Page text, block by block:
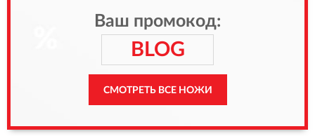
Ваш промокод:
BLOG
СМОТРЕТЬ ВСЕ НОЖИ